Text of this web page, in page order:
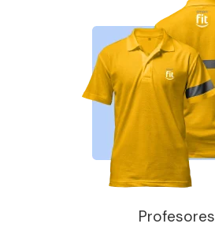
Profesores